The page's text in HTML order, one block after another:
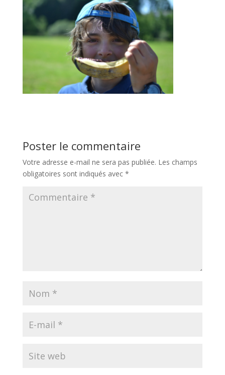
Poster le commentaire
Votre adresse e-mail ne sera pas publiée. Les champs
obligatoires sont indiqués avec *